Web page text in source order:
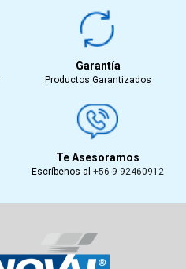
Garantía
Productos Garantizados
Te Asesoramos
Escríbenos al +56 9 92460912